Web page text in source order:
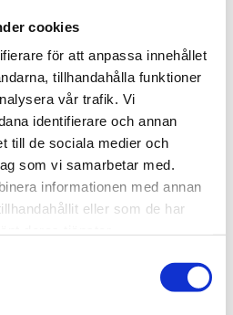
cookies
för att anpassa innehållet
tillhandahålla funktioner
vår trafik. Vi
identifierare och annan
till de sociala medier och
som vi samarbetar med.
informationen med annan
eller som de har
att utföra en parkettläggning
sig från början. Med en av
kan du vara säker på
oss att lägga
ett parkettgolv
skarvar och hål för element och